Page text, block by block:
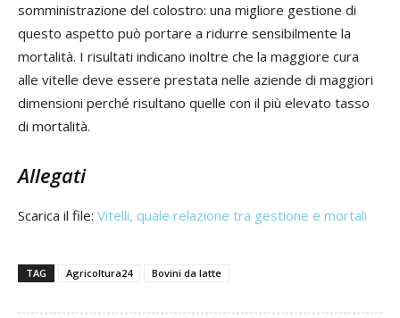
somministrazione del colostro: una migliore gestione di
questo aspetto può portare a ridurre sensibilmente la
mortalità. I risultati indicano inoltre che la maggiore cura
alle vitelle deve essere prestata nelle aziende di maggiori
dimensioni perché risultano quelle con il più elevato tasso
di mortalità.
Allegati
Scarica il file: Vitelli, quale relazione tra gestione e mortali
TAG Agricoltura24 Bovini da latte